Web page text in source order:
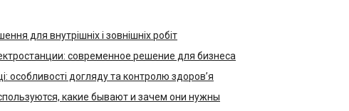
для внутрішніх і зовнішніх робіт
современное решение для бизнеса
особливості догляду та контролю здоров’я
какие бывают и зачем они нужны